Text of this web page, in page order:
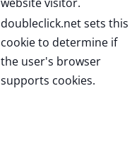
doubleclick.net sets this
cookie to determine if
the user's browser
supports cookies.